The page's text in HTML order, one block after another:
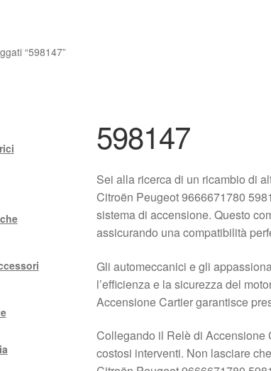
“598147”
598147
Sei alla ricerca di un ricambio di
Citroën Peugeot 9666671780
sistema di accensione. Questo
assicurando una compatibilità
Gli automeccanici e gli
l’efficienza e la sicurezza del
Accensione Cartier garantisce
Collegando il Relè di Accensione
costosi interventi. Non lasciare